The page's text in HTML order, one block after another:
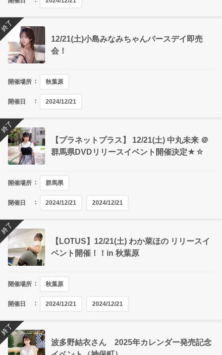
12/21(土)小島みなみちゃんバースデイ即売
会！
開催場所 秋葉原
開催日 2024/12/21
終了
【プラネットプラス】 12/21(土) 中丸未来 ＠
群馬県DVDリリースイベント開催決定★☆
開催場所 群馬県
開催日 2024/12/21 2024/12/21
終了
【LOTUS】12/21(土) わか菜ほの リリースイ
ベント開催！！in 秋葉原
開催場所 秋葉原
開催日 2024/12/21 2024/12/21
終了
波多野結衣さん 2025年カレンダー発売記念
終了